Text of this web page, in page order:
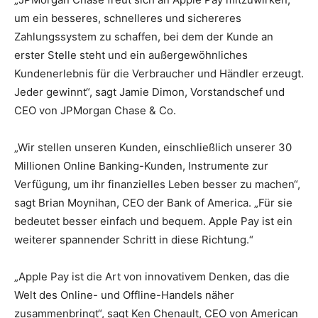
um ein besseres, schnelleres und sichereres
Zahlungssystem zu schaffen, bei dem der Kunde an
erster Stelle steht und ein außergewöhnliches
Kundenerlebnis für die Verbraucher und Händler erzeugt.
Jeder gewinnt“, sagt Jamie Dimon, Vorstandschef und
CEO von JPMorgan Chase & Co.
„Wir stellen unseren Kunden, einschließlich unserer 30
Millionen Online Banking-Kunden, Instrumente zur
Verfügung, um ihr finanzielles Leben besser zu machen“,
sagt Brian Moynihan, CEO der Bank of America. „Für sie
bedeutet besser einfach und bequem. Apple Pay ist ein
weiterer spannender Schritt in diese Richtung.“
„Apple Pay ist die Art von innovativem Denken, das die
Welt des Online- und Offline-Handels näher
zusammenbringt“, sagt Ken Chenault, CEO von American